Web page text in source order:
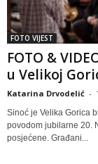
FOTO VIJEST
FOTO &
u Velikoj
Katarina Drvodelić -
Sinoć je Velika Gorica
povodom jubilarne 20.
posjećene. Građani...